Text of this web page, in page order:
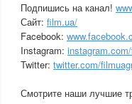
Подпишись на канал!
Сайт: film.ua/
Facebook:
Instagram:
Twitter: twitter.com/
Смотрите наши лучшие